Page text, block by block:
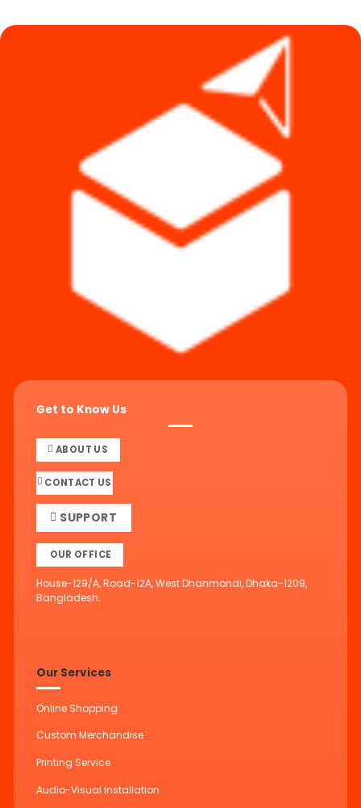
Get to Know Us
ABOUT US
CONTACT US
SUPPORT
OUR OFFICE
House-129/A, Road-12A, West Dhanmondi, Dhaka-1209,
Bangladesh.
Our Services
Online Shopping
Custom Merchandise
Printing Service
Audio-Visual Installation